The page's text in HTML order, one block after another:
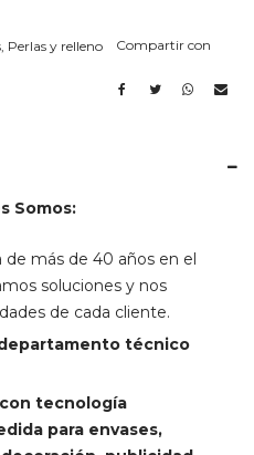
Perlas y relleno Compartir con
Somos:
más de 40 años en el
soluciones y nos
de cada cliente.
técnico
tecnología
para envases,